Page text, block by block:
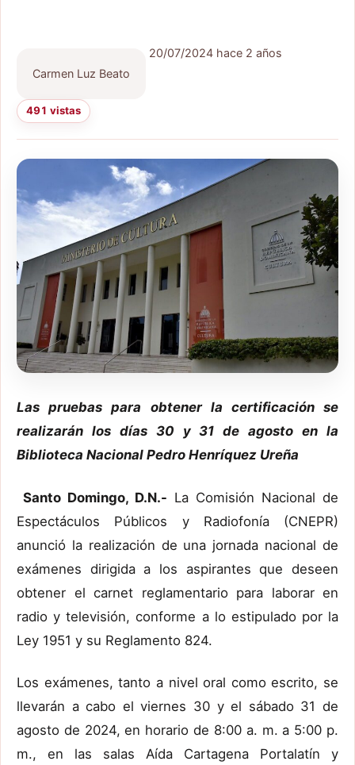
Carmen Luz Beato
20/07/2024 hace 2 años
491 vistas
Las pruebas para obtener la certificación se
realizarán los días 30 y 31 de agosto en la
Biblioteca Nacional Pedro Henríquez Ureña
Santo Domingo, D.N.- La Comisión Nacional de
Espectáculos Públicos y Radiofonía (CNEPR)
anunció la realización de una jornada nacional de
exámenes dirigida a los aspirantes que deseen
obtener el carnet reglamentario para laborar en
radio y televisión, conforme a lo estipulado por la
Ley 1951 y su Reglamento 824.
Los exámenes, tanto a nivel oral como escrito, se
llevarán a cabo el viernes 30 y el sábado 31 de
agosto de 2024, en horario de 8:00 a. m. a 5:00 p.
m., en las salas Aída Cartagena Portalatín y